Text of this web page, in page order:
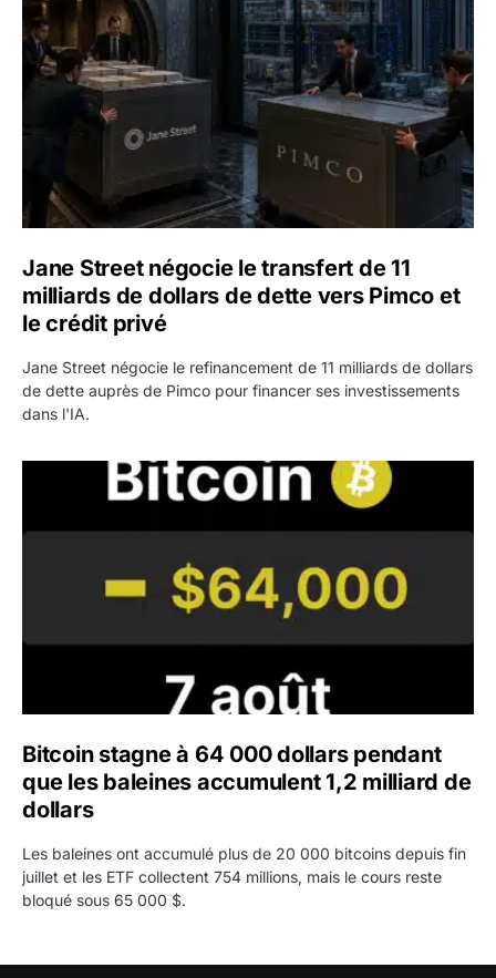
Jane Street négocie le transfert de 11
milliards de dollars de dette vers Pimco et
le crédit privé
Jane Street négocie le refinancement de 11 milliards de dollars
de dette auprès de Pimco pour financer ses investissements
dans l'IA.
Bitcoin stagne à 64 000 dollars pendant que les
Bitcoin stagne à 64 000 dollars pendant
que les baleines accumulent 1,2 milliard de
dollars
Les baleines ont accumulé plus de 20 000 bitcoins depuis fin
juillet et les ETF collectent 754 millions, mais le cours reste
bloqué sous 65 000 $.